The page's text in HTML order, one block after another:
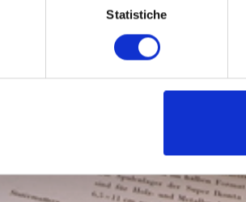
Statistiche